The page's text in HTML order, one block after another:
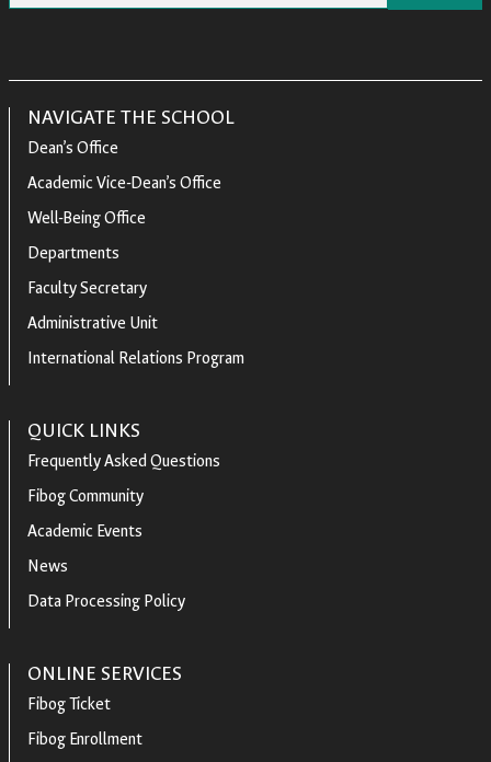
NAVIGATE THE SCHOOL
Dean’s Office
Academic Vice-Dean’s Office
Well-Being Office
Departments
Faculty Secretary
Administrative Unit
International Relations Program
QUICK LINKS
Frequently Asked Questions
Fibog Community
Academic Events
News
Data Processing Policy
ONLINE SERVICES
Fibog Ticket
Fibog Enrollment